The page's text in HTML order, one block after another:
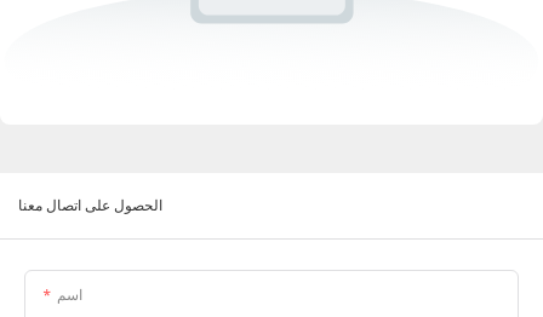
الحصول على اتصال معنا
اسم